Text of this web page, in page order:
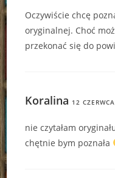
Oczywiście chcę
oryginalnej. Choć
przekonać się do
Koralina 12
nie czytałam
chętnie bym poznała